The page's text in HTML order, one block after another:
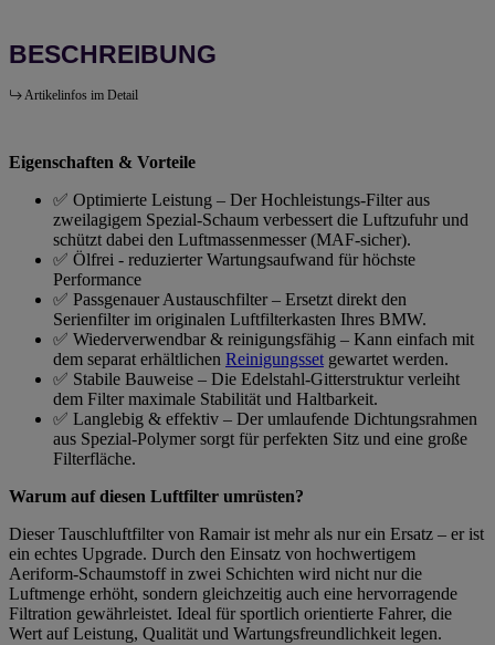
BESCHREIBUNG
Artikelinfos im Detail
Eigenschaften & Vorteile
✅ Optimierte Leistung – Der Hochleistungs-Filter aus
zweilagigem Spezial-Schaum verbessert die Luftzufuhr und
schützt dabei den Luftmassenmesser (MAF-sicher).
✅ Ölfrei - reduzierter Wartungsaufwand für höchste
Performance
✅ Passgenauer Austauschfilter – Ersetzt direkt den
Serienfilter im originalen Luftfilterkasten Ihres BMW.
✅ Wiederverwendbar & reinigungsfähig – Kann einfach mit
dem separat erhältlichen Reinigungsset gewartet werden.
✅ Stabile Bauweise – Die Edelstahl-Gitterstruktur verleiht
dem Filter maximale Stabilität und Haltbarkeit.
✅ Langlebig & effektiv – Der umlaufende Dichtungsrahmen
aus Spezial-Polymer sorgt für perfekten Sitz und eine große
Filterfläche.
Warum auf diesen Luftfilter umrüsten?
Dieser Tauschluftfilter von Ramair ist mehr als nur ein Ersatz – er ist
ein echtes Upgrade. Durch den Einsatz von hochwertigem
Aeriform-Schaumstoff in zwei Schichten wird nicht nur die
Luftmenge erhöht, sondern gleichzeitig auch eine hervorragende
Filtration gewährleistet. Ideal für sportlich orientierte Fahrer, die
Wert auf Leistung, Qualität und Wartungsfreundlichkeit legen.